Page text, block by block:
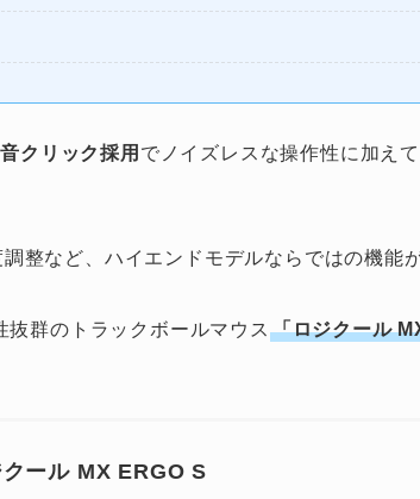
クリック採用 でノイズレスな操作性に加え
整など、ハイエンドモデルならではの機能が
群のトラックボールマウス 「ロジクール
クール MX ERGO S